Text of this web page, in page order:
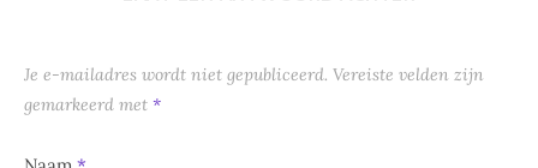
Je e-mailadres wordt niet gepubliceerd. Vereiste velden zijn
gemarkeerd met *